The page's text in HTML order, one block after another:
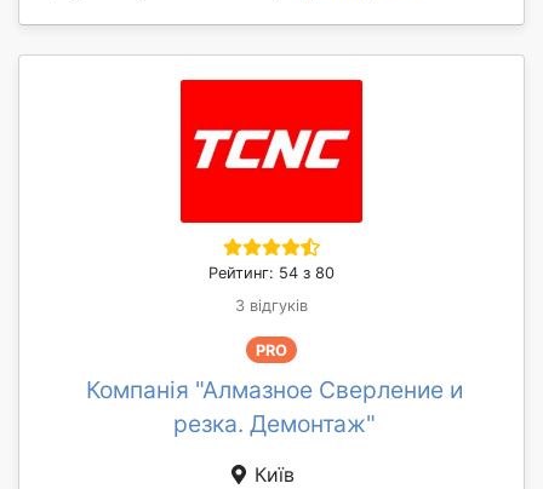
Рейтинг: 54 з 80
3 відгуків
PRO
Компанія "Алмазное Сверление и
резка. Демонтаж"
Київ